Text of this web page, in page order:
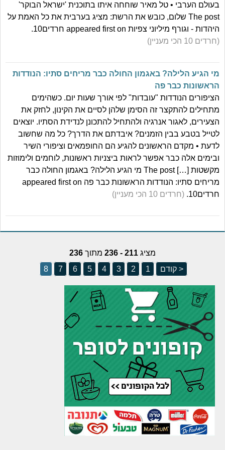
בעולם הערבי • טל מאיר שוחחה איתו בתוכנית 'ישראל הבוקר'
The post שלום, כובש את הרשת: מציג בערבית את כל האמת על
היהדות - וגורף מיליוני צפיות appeared first on חרדים10.
(חרדים 10 הכי מעניין)
מי הגיע הלילה? באגמון החולה כבר מריחים סתיו: הנודדות
הראשונות כבר פה
הציפורים הנודדות "עובדות" לפי אורך שעות יום. כשהימים
מתחילים להתקצר זה הסימן שלהן לסיים את הקינון, לחזק את
הצעירים, לאגור אנרגיה ולהתחיל להתכונן לנדידת הסתיו. יוצאים
לטייל בטבע בבין הזמנים? איבדתם את הדרך? כל מה שחשוב
לדעת • מקדם הראשונים להגיע הם החופמאים וציפורי השיר
ובימים אלה כבר אפשר לראות ביצניות ראשונות, לוחמים ולימוזות
מקשטות […] The post מי הגיע הלילה? באגמון החולה כבר
מריחים סתיו: הנודדות הראשונות כבר פה appeared first on
חרדים10.
(חרדים 10 הכי מעניין)
מציג 211 - 236 מתוך 236
< קודם
1
2
3
4
5
6
7
8